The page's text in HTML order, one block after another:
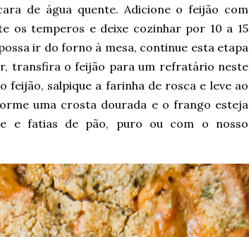
de água quente. Adicione o feijão com
os temperos e deixe cozinhar por 10 a 15
ir do forno à mesa, continue esta etapa
transfira o feijão para um refratário neste
salpique a farinha de rosca e leve ao
uma crosta dourada e o frango esteja
e fatias de pão, puro ou com o nosso